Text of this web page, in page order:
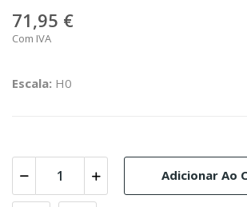
71,95 €
Com IVA
Escala: H0
Adicionar Ao